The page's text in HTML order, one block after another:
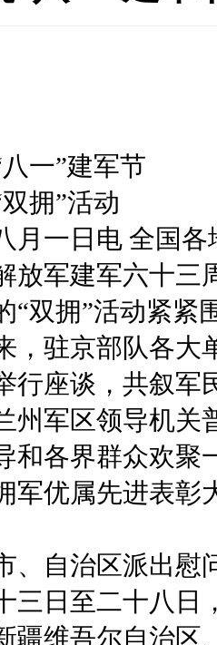
一”建军节
拥”活动
月一日电 全国
放军建军六十三
“双拥”活动紧紧
，驻京部队各大
行座谈，共叙军
州军区领导机关
和各界群众欢聚
军优属先进表彰
、自治区派出慰
三日至二十八
疆维吾尔自治区